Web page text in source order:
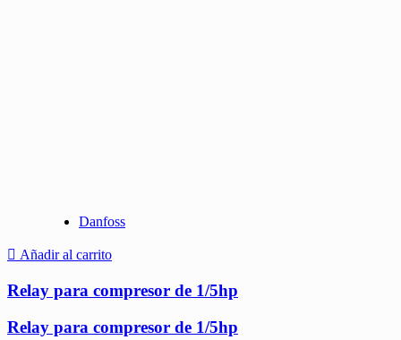
Danfoss
Añadir al carrito
Relay para compresor de 1/5hp
Relay para compresor de 1/5hp